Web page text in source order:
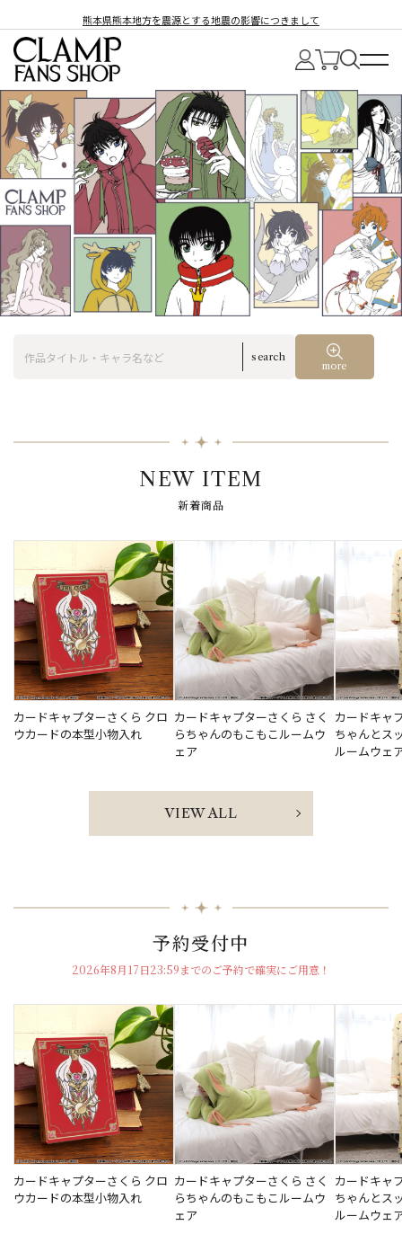
熊本県熊本地方を震源とする地震の影響につきまして
search
more
NEW ITEM
新着商品
カードキャプターさくら クロ
ウカードの本型小物入れ
カードキャプターさくら さく
らちゃんのもこもこルームウ
ェア
カードキャ
ちゃんとス
ルームウェ
VIEW ALL
予約受付中
2026年8月17日23:59までのご予約で確実にご用意！
カードキャプターさくら クロ
ウカードの本型小物入れ
カードキャプターさくら さく
らちゃんのもこもこルームウ
ェア
カードキャ
ちゃんとス
ルームウェ